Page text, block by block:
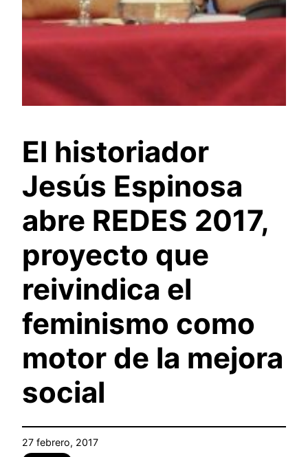
El historiador
Jesús Espinosa
abre REDES 2017,
proyecto que
reivindica el
feminismo como
motor de la mejora
social
27 febrero, 2017